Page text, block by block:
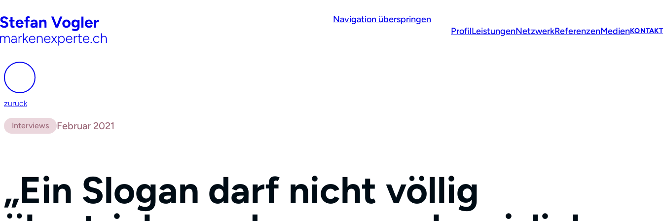
Navigation überspringen
ProfilLeistungenNetzwerkReferenzenMedienKONTAKT
zurück
Interviews Februar 2021
„Ein Slogan darf nicht völlig